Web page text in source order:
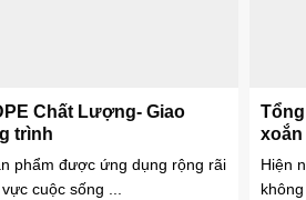
Chất Lượng- Giao
trình
phẩm được ứng dụng rộng rãi
cuộc sống ...
xoắn
Hiện